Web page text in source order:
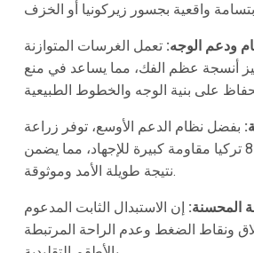
ودعم الوجه: تعمل الغرسات المتوازنة
أنسجة عظم الفك، مما يساعد في منع
بفضل نظام الدعم الأوسع، توفر زراعة
الأسنان الكل على 8 تركيا مقاومة كبيرة للإجهاد، مما يضمن
نتيجة طويلة الأمد وموثوقة.
المحسنة: إن الاستبدال الثابت المدعوم
ونقاط الضغط وعدم الراحة المرتبطة